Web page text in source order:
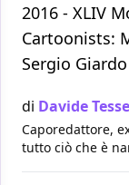
2016 - XLIV
Cartoonists:
Sergio Giardo
di Davide
Caporedattore,
tutto ciò che è